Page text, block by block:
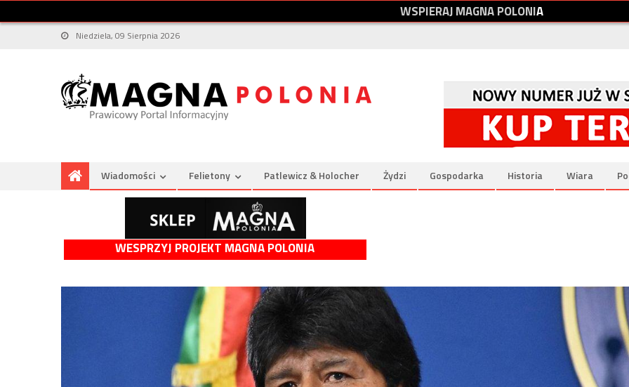
WSPIERAJMAGNAPOLONIA
Niedziela, 09 Sierpnia 2026
Wiadomości Felietony Patlewicz & Holocher Żydzi Gospodarka Historia Wiara
WESPRZYJ PROJEKT MAGNA POLONIA